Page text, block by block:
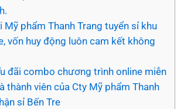
Mỹ phẩm Thanh Trang tuyển sỉ khu
vốn huy động luôn cam kết không
đãi combo chương trình online miễn
thành viên của Cty Mỹ phẩm Thanh
sỉ Bến Tre